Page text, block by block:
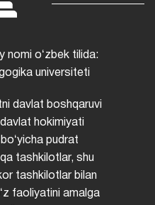
nomi oʻzbek tilida:
universiteti
davlat boshqaruvi
hokimiyati
pudrat
tashkilotlar, shu
tashkilotlar bilan
faoliyatini amalga